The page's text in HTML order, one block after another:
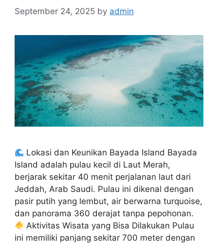
September 24, 2025 by admin
Lokasi dan Keunikan Bayada Island Bayada
Island adalah pulau kecil di Laut Merah,
berjarak sekitar 40 menit perjalanan laut dari
Jeddah, Arab Saudi. Pulau ini dikenal dengan
pasir putih yang lembut, air berwarna turquoise,
dan panorama 360 derajat tanpa pepohonan.
Aktivitas Wisata yang Bisa Dilakukan Pulau
ini memiliki panjang sekitar 700 meter dengan